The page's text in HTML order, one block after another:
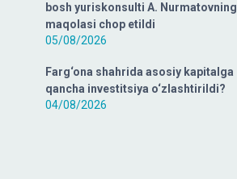
bosh yuriskonsulti A. Nurmatovning
maqolasi chop etildi
05/08/2026
Farg‘ona shahrida asosiy kapitalga
qancha investitsiya o‘zlashtirildi?
04/08/2026